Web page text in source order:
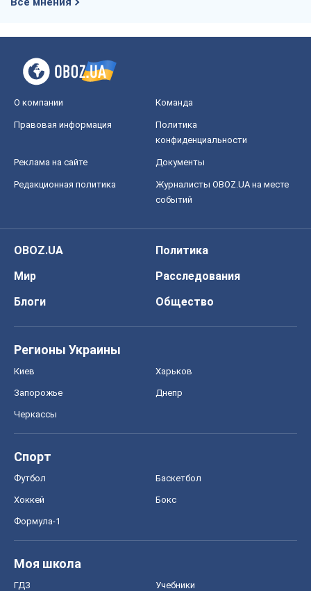
О компании Команда
Правовая информация
Политика
конфиденциальности
Реклама на сайте Документы
Редакционная политика
Журналисты OBOZ.UA на месте
событий
OBOZ.UA
Политика
Мир
Расследования
Блоги
Общество
Регионы Украины
Киев Харьков
Запорожье Днепр
Черкассы
Спорт
Футбол Баскетбол
Хоккей Бокс
Формула-1
Моя школа
ГДЗ Учебники